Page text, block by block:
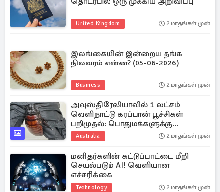
United Kingdom 2 மாதங்கள் முன்
இலங்கையின் இன்றைய தங்க
நிலவரம் என்ன? (05-06-2026)
Business 2 மாதங்கள் முன்
அவுஸ்திரேலியாவில் 1 லட்சம்
வெளிநாட்டு கரப்பான் பூச்சிகள்
பறிமுதல்: பொதுமக்களுக்கு
எச்சரிக்கை
Australia 2 மாதங்கள் முன்
மனிதர்களின் கட்டுப்பாட்டை மீறி
செயல்படும் AI! வெளியான
எச்சரிக்கை
Technology 2 மாதங்கள் முன்